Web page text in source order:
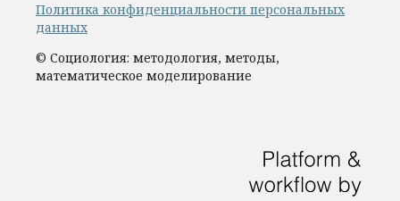
Политика конфиденциальности персональных
данных
© Социология: методология, методы,
математическое моделирование